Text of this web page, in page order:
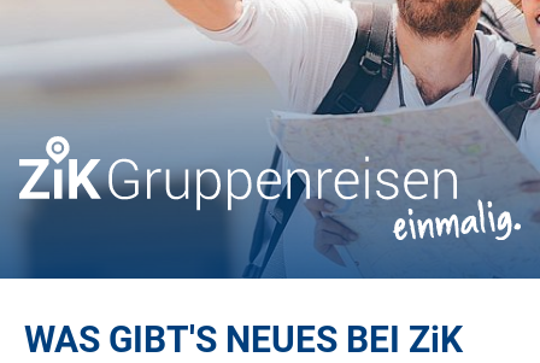
WAS GIBT'S NEUES BEI ZiK